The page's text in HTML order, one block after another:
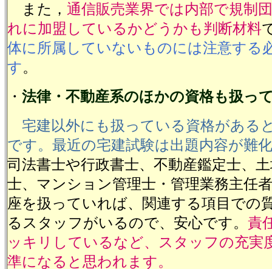
また， 通信販売業界では内部で規制
れに加盟しているかどうかも判断材料
体に所属していないものには注意する
す。
・ 法律・不動産系のほかの資格も扱っ
宅建以外にも扱っている資格がある
です。最近の宅建試験は出題内容が難
司法書士や行政書士、不動産鑑定士、
士、マンション管理士・管理業務主任
座を扱っていれば、関連する項目での
るスタッフがいるので、安心です。 責
ッキリしているなど、スタッフの充実
準になると思われます。